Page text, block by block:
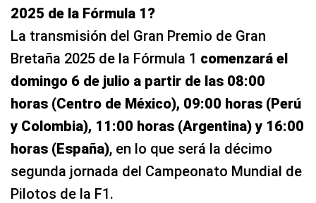
2025 de la Fórmula 1?
La transmisión del Gran Premio de Gran
Bretaña 2025 de la Fórmula 1 comenzará el
domingo 6 de julio a partir de las 08:00
horas (Centro de México), 09:00 horas (Perú
y Colombia), 11:00 horas (Argentina) y 16:00
horas (España), en lo que será la décimo
segunda jornada del Campeonato Mundial de
Pilotos de la F1.